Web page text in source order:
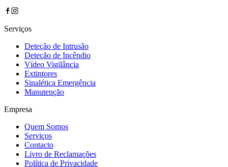
Serviços
Deteção de Intrusão
Deteção de Incêndio
Vídeo Vigilância
Extintores
Sinalética Emergência
Manutenção
Empresa
Quem Somos
Serviços
Contacto
Livro de Reclamações
Política de Privacidade